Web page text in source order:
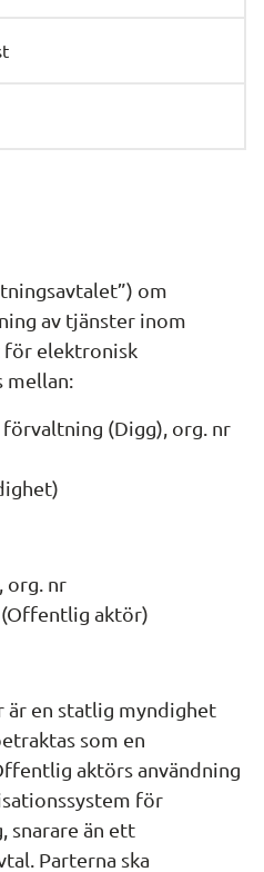
om
av tjänster inom
för elektronisk
mellan:
(Digg), org. nr
org. nr
aktör)
är en statlig myndighet
som en
aktörs användning
för
snarare än ett
Parterna ska